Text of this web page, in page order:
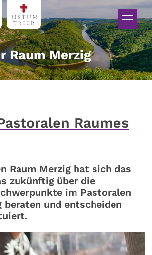
Raum Merzig
Raumes
Raum Merzig hat sich das
zukünftig über die
im Pastoralen
beraten und entscheiden